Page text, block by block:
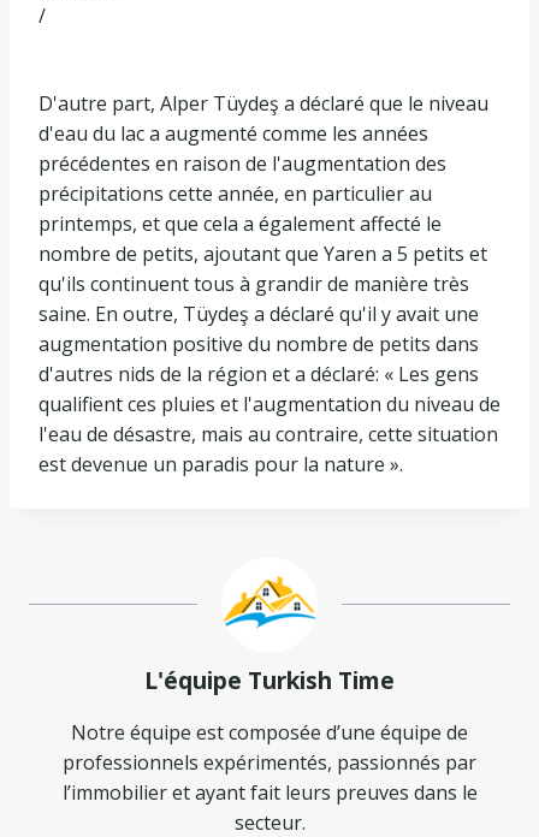
/
D'autre part, Alper Tüydeş a déclaré que le niveau
d'eau du lac a augmenté comme les années
précédentes en raison de l'augmentation des
précipitations cette année, en particulier au
printemps, et que cela a également affecté le
nombre de petits, ajoutant que Yaren a 5 petits et
qu'ils continuent tous à grandir de manière très
saine. En outre, Tüydeş a déclaré qu'il y avait une
augmentation positive du nombre de petits dans
d'autres nids de la région et a déclaré: « Les gens
qualifient ces pluies et l'augmentation du niveau de
l'eau de désastre, mais au contraire, cette situation
est devenue un paradis pour la nature ».
L'équipe Turkish Time
Notre équipe est composée d’une équipe de
professionnels expérimentés, passionnés par
l’immobilier et ayant fait leurs preuves dans le
secteur.